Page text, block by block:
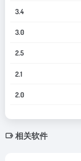
3.4
3.0
2.5
2.1
2.0
相关软件